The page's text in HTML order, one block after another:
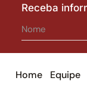
Receba
Home Equipe